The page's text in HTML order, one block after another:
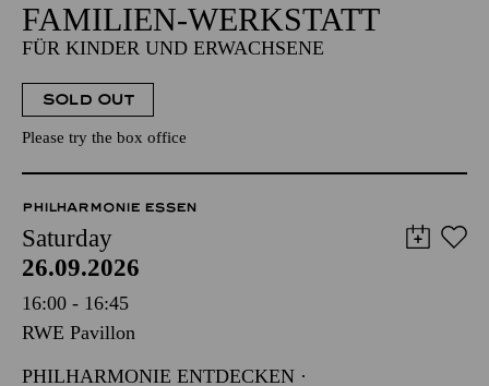
FAMILIEN-WERKSTATT
FÜR KINDER UND ERWACHSENE
SOLD OUT
Please try the box office
PHILHARMONIE ESSEN
Saturday
26.09.2026
16:00 - 16:45
RWE Pavillon
PHILHARMONIE ENTDECKEN ·